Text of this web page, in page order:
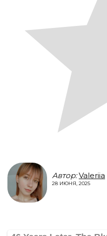
Автор: Valeriia
28 ИЮНЯ, 2025